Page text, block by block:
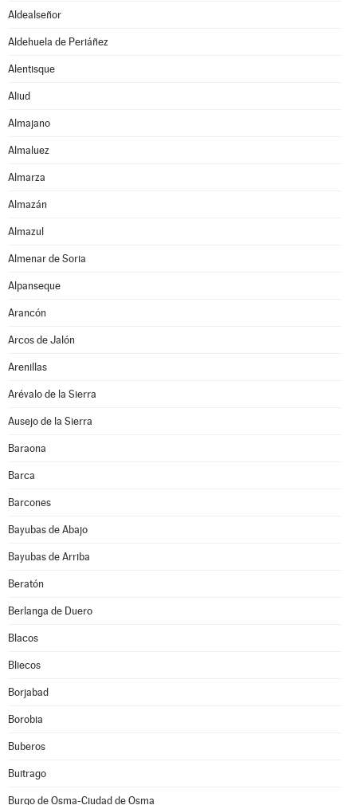
Aldealseñor
Aldehuela de Periáñez
Alentisque
Aliud
Almajano
Almaluez
Almarza
Almazán
Almazul
Almenar de Soria
Alpanseque
Arancón
Arcos de Jalón
Arenillas
Arévalo de la Sierra
Ausejo de la Sierra
Baraona
Barca
Barcones
Bayubas de Abajo
Bayubas de Arriba
Beratón
Berlanga de Duero
Blacos
Bliecos
Borjabad
Borobia
Buberos
Buitrago
Burgo de Osma-Ciudad de Osma